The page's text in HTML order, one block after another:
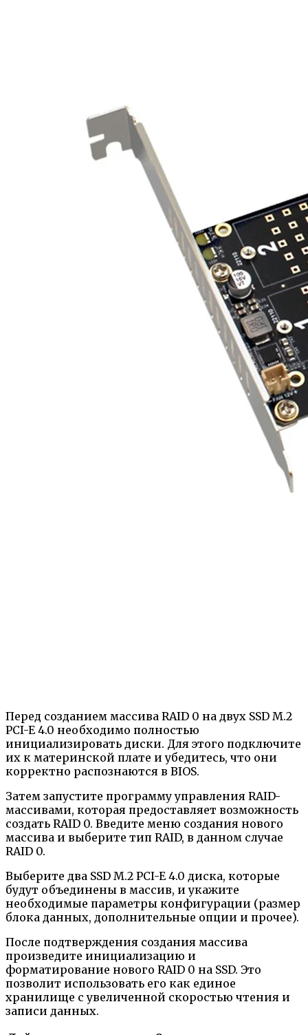
Перед созданием массива RAID 0 на двух SSD M.2
PCI-E 4.0 необходимо полностью
инициализировать диски. Для этого подключите
их к материнской плате и убедитесь, что они
корректно распознаются в BIOS.
Затем запустите программу управления RAID-
массивами, которая предоставляет возможность
создать RAID 0. Введите меню создания нового
массива и выберите тип RAID, в данном случае
RAID 0.
Выберите два SSD M.2 PCI-E 4.0 диска, которые
будут объединены в массив, и укажите
необходимые параметры конфигурации (размер
блока данных, дополнительные опции и прочее).
После подтверждения создания массива
произведите инициализацию и
форматирование нового RAID 0 на SSD. Это
позволит использовать его как единое
хранилище с увеличенной скоростью чтения и
записи данных.